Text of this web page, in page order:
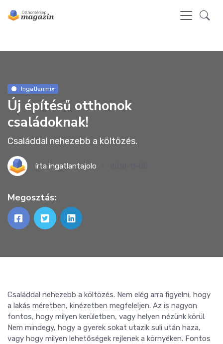
Ingatlanmix
Új építésű otthonok
családoknak!
Családdal nehezebb a költözés.
írta ingatlantajolo
Megosztás:
Családdal nehezebb a költözés. Nem elég arra figyelni, hogy
a lakás méretben, kinézetben megfeleljen. Az is nagyon
fontos, hogy milyen kerületben, vagy helyen nézünk körül.
Nem mindegy, hogy a gyerek sokat utazik suli után haza,
vagy hogy milyen lehetőségek rejlenek a környéken. Fontos